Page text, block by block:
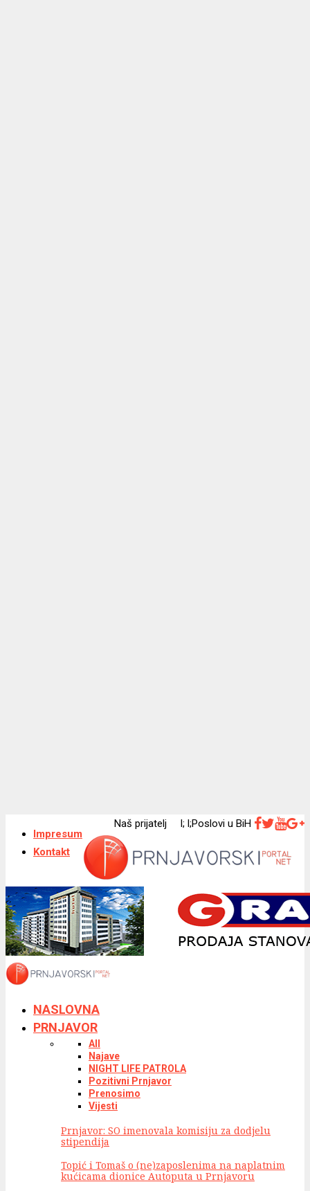
Impresum
Kontakt
Naš prijatelj l; l;Poslovi u BiH
NASLOVNA
PRNJAVOR
All
Najave
NIGHT LIFE PATROLA
Pozitivni Prnjavor
Prenosimo
Vijesti
Prnjavor: SO imenovala komisiju za dodjelu
stipendija
Topić i Tomaš o (ne)zaposlenima na naplatnim
kućicama dionice Autoputa u Prnjavoru